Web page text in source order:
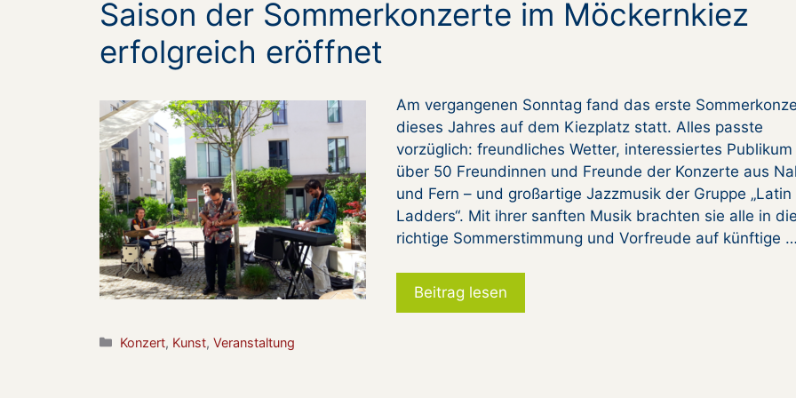
Saison der Sommerkonzerte im Möckernkiez
erfolgreich eröffnet
Am vergangenen Sonntag fand das erste
dieses Jahres auf dem Kiezplatz statt. Alles passte
vorzüglich: freundliches Wetter, interessiertes Publikum
über 50 Freundinnen und Freunde der Konzerte aus
und Fern – und großartige Jazzmusik der Gruppe „Latin
Ladders“. Mit ihrer sanften Musik brachten sie alle in die
richtige Sommerstimmung und Vorfreude auf künftige …
Beitrag lesen
Kategorien
Konzert, Kunst,Veranstaltung